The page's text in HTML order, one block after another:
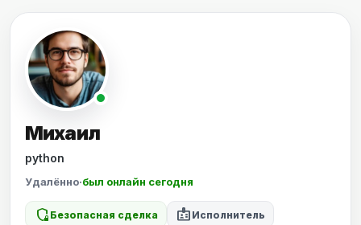
Михаил
python
Удалённо·был онлайн сегодня
shield_locked Безопасная сделка badge Исполнитель